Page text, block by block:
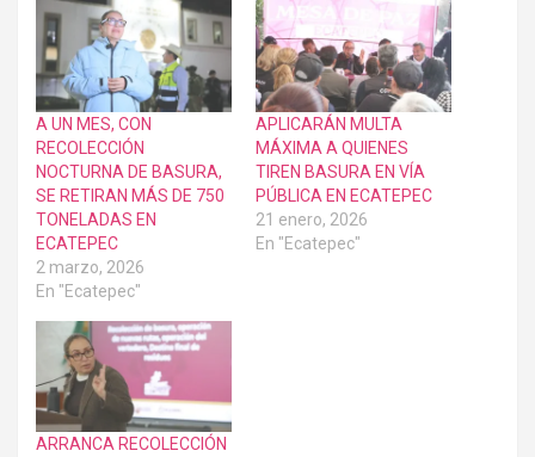
A UN MES, CON
RECOLECCIÓN
NOCTURNA DE BASURA,
SE RETIRAN MÁS DE 750
TONELADAS EN
ECATEPEC
2 marzo, 2026
En "Ecatepec"
APLICARÁN MULTA
MÁXIMA A QUIENES
TIREN BASURA EN VÍA
PÚBLICA EN ECATEPEC
21 enero, 2026
En "Ecatepec"
ARRANCA RECOLECCIÓN